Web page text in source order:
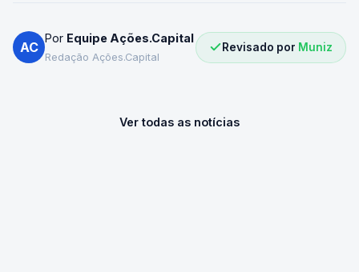
AC
Por Equipe Ações.Capital
Redação Ações.Capital
Revisado por Muniz
Ver todas as notícias